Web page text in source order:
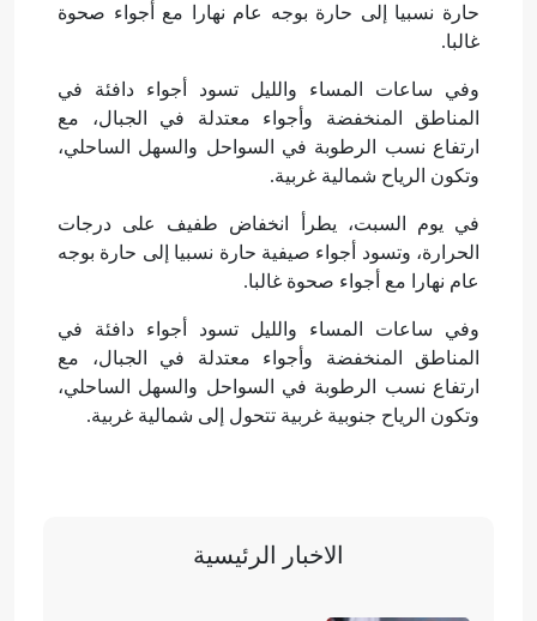
حارة نسبيا إلى حارة بوجه عام نهارا مع أجواء صحوة
غالبا.
وفي ساعات المساء والليل تسود أجواء دافئة في
المناطق المنخفضة وأجواء معتدلة في الجبال، مع
ارتفاع نسب الرطوبة في السواحل والسهل الساحلي،
وتكون الرياح شمالية غربية.
في يوم السبت، يطرأ انخفاض طفيف على درجات
الحرارة، وتسود أجواء صيفية حارة نسبيا إلى حارة بوجه
عام نهارا مع أجواء صحوة غالبا.
وفي ساعات المساء والليل تسود أجواء دافئة في
المناطق المنخفضة وأجواء معتدلة في الجبال، مع
ارتفاع نسب الرطوبة في السواحل والسهل الساحلي،
وتكون الرياح جنوبية غربية تتحول إلى شمالية غربية.
الاخبار الرئيسية